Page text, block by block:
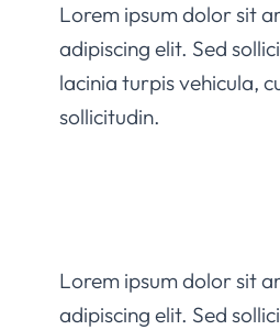
Lorem ipsum dolor sit
adipiscing elit. Sed
lacinia turpis vehicula,
sollicitudin.
Lorem ipsum dolor sit
adipiscing elit. Sed